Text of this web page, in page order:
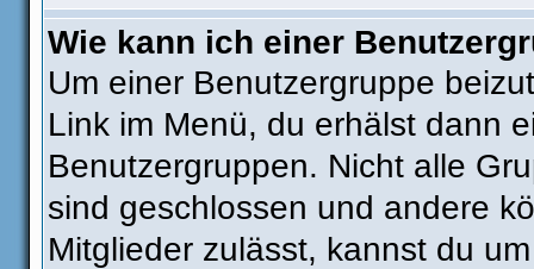
Wie kann ich einer
Um einer Benutzergruppe
Link im Menü, du erhälst dann
Benutzergruppen. Nicht alle
sind geschlossen und andere
Mitglieder zulässt, kannst du